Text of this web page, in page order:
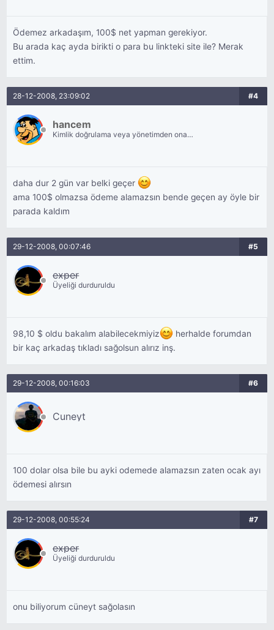
Ödemez arkadaşım, 100$ net yapman gerekiyor.
Bu arada kaç ayda birikti o para bu linkteki site ile? Merak
ettim.
28-12-2008, 23:09:02 #4
hancem
Kimlik doğrulama veya yönetimden onay
daha dur 2 gün var belki geçer
ama 100$ olmazsa ödeme alamazsın bende geçen ay öyle bir
parada kaldım
29-12-2008, 00:07:46 #5
exper
Üyeliği durduruldu
98,10 $ oldu bakalım alabilecekmiyiz
herhalde forumdan
bir kaç arkadaş tıkladı sağolsun alırız inş.
29-12-2008, 00:16:03 #6
Cuneyt
100 dolar olsa bile bu ayki odemede alamazsın zaten ocak ayı
ödemesi alırsın
29-12-2008, 00:55:24 #7
exper
Üyeliği durduruldu
onu biliyorum cüneyt sağolasın